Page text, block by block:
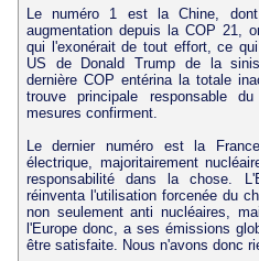
Le numéro 1 est la Chine,
augmentation depuis la COP 21,
qui l'exonérait de tout effort, ce
US de Donald Trump de la
dernière COP entérina la totale
trouve principale responsable
mesures confirment.
Le dernier numéro est la
électrique, majoritairement
responsabilité dans la chose.
réinventa l'utilisation forcenée du
non seulement anti nucléaires,
l'Europe donc, a ses émissions
être satisfaite. Nous n'avons donc